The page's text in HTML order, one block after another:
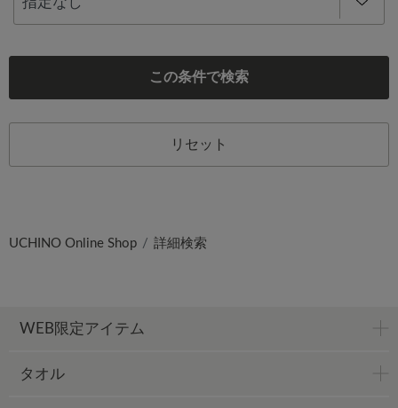
この条件で検索
リセット
UCHINO Online Shop 詳細検索
WEB限定アイテム
タオル